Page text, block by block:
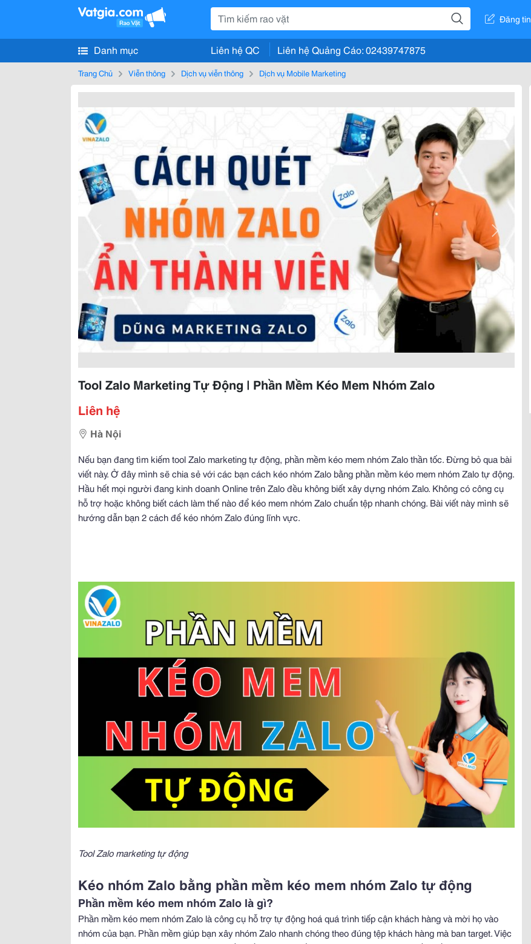
Đăng tin
Danh mục Liên hệ QC Liên hệ Quảng Cáo: 02439747875
Trang Chủ Viễn thông Dịch vụ viễn thông Dịch vụ Mobile Marketing
Tool Zalo Marketing Tự Động | Phần Mềm Kéo Mem Nhóm Zalo
Liên hệ
Hà Nội
Nếu bạn đang tìm kiếm tool Zalo marketing tự động, phần mềm kéo mem nhóm Zalo thần tốc. Đừng bỏ qua bài
viết này. Ở đây mình sẽ chia sẻ với các bạn cách kéo nhóm Zalo bằng phần mềm kéo mem nhóm Zalo tự động.
Hầu hết mọi người đang kinh doanh Online trên Zalo đều không biết xây dựng nhóm Zalo. Không có công cụ
hỗ trợ hoặc không biết cách làm thế nào để kéo mem nhóm Zalo chuẩn tệp nhanh chóng. Bài viết này mình sẽ
hướng dẫn bạn 2 cách để kéo nhóm Zalo đúng lĩnh vực.
Tool Zalo marketing tự động
Kéo nhóm Zalo bằng phần mềm kéo mem nhóm Zalo tự động
Phần mềm kéo mem nhóm Zalo là gì?
Phần mềm kéo mem nhóm Zalo là công cụ hỗ trợ tự động hoá quá trình tiếp cận khách hàng và mời họ vào
nhóm của bạn. Phần mềm giúp bạn xây nhóm Zalo nhanh chóng theo đúng tệp khách hàng mà ban target. Việc